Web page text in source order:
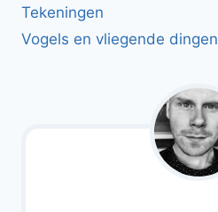
Tekeningen
Vogels en vliegende dingen